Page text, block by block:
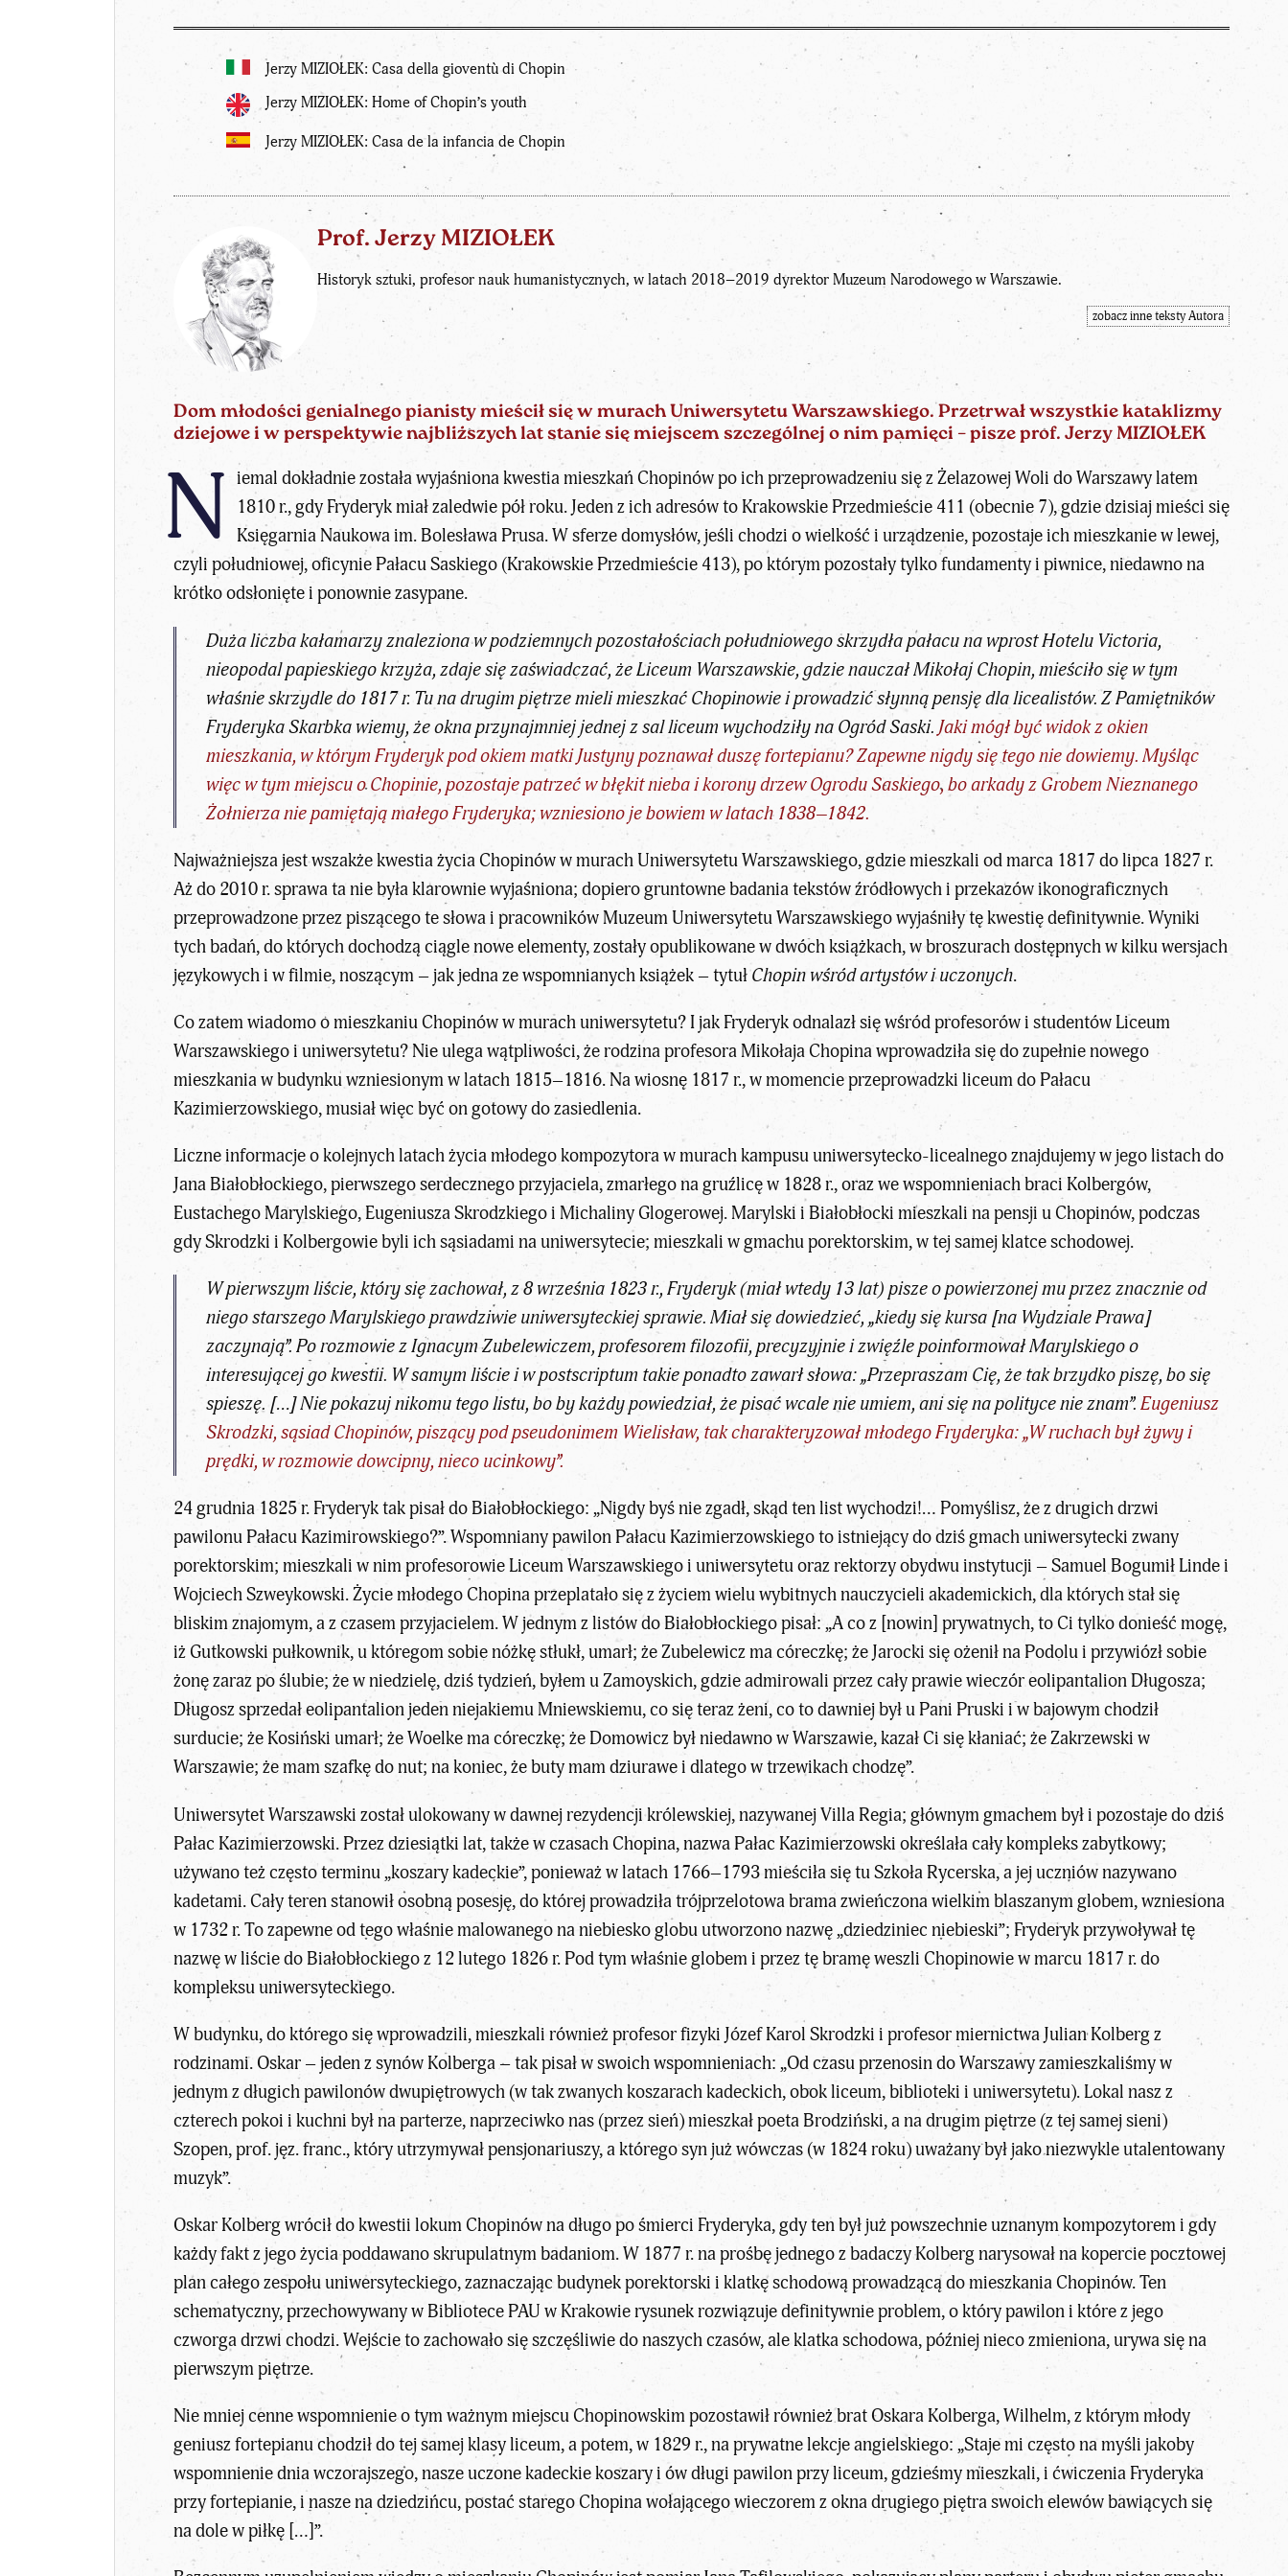
Jerzy MIZIOŁEK: Casa della gioventù di Chopin
Jerzy MIZIOŁEK: Home of Chopin’s youth
Jerzy MIZIOŁEK: Casa de la infancia de Chopin
Prof. Jerzy MIZIOŁEK
Historyk sztuki, profesor nauk humanistycznych, w latach 2018–2019 dyrektor Muzeum Narodowego w Warszawie.
zobacz inne teksty Autora
Dom młodości genialnego pianisty mieścił się w murach Uniwersytetu Warszawskiego. Przetrwał wszystkie kataklizmy
dziejowe i w perspektywie najbliższych lat stanie się miejscem szczególnej o nim pamięci – piszeprof. Jerzy MIZIOŁEK
N iemal dokładnie została wyjaśniona kwestia mieszkań Chopinów po ich przeprowadzeniu się z Żelazowej Woli do Warszawy latem
1810 r., gdy Fryderyk miał zaledwie pół roku. Jeden z ich adresów to Krakowskie Przedmieście 411 (obecnie 7), gdzie dzisiaj mieści się
Księgarnia Naukowa im. Bolesława Prusa. W sferze domysłów, jeśli chodzi o wielkość i urządzenie, pozostaje ich mieszkanie w lewej,
czyli południowej, oficynie Pałacu Saskiego (Krakowskie Przedmieście 413), po którym pozostały tylko fundamenty i piwnice, niedawno na
krótko odsłonięte i ponownie zasypane.
Duża liczba kałamarzy znaleziona w podziemnych pozostałościach południowego skrzydła pałacu na wprost Hotelu Victoria,
nieopodal papieskiego krzyża, zdaje się zaświadczać, że Liceum Warszawskie, gdzie nauczał Mikołaj Chopin, mieściło się w tym
właśnie skrzydle do 1817 r. Tu na drugim piętrze mieli mieszkać Chopinowie i prowadzić słynną pensję dla licealistów. ZPamiętników
Fryderyka Skarbka wiemy, że okna przynajmniej jednej z sal liceum wychodziły na Ogród Saski. Jaki mógł być widok z okien
mieszkania, w którym Fryderyk pod okiem matki Justyny poznawał duszę fortepianu? Zapewne nigdy się tego nie dowiemy. Myśląc
więc w tym miejscu o Chopinie, pozostaje patrzeć w błękit nieba i korony drzew Ogrodu Saskiego, bo arkady z Grobem Nieznanego
Żołnierza nie pamiętają małego Fryderyka; wzniesiono je bowiem w latach 1838–1842.
Najważniejsza jest wszakże kwestia życia Chopinów w murach Uniwersytetu Warszawskiego, gdzie mieszkali od marca 1817 do lipca 1827 r.
Aż do 2010 r. sprawa ta nie była klarownie wyjaśniona; dopiero gruntowne badania tekstów źródłowych i przekazów ikonograficznych
przeprowadzone przez piszącego te słowa i pracowników Muzeum Uniwersytetu Warszawskiego wyjaśniły tę kwestię definitywnie. Wyniki
tych badań, do których dochodzą ciągle nowe elementy, zostały opublikowane w dwóch książkach, w broszurach dostępnych w kilku wersjach
językowych i w filmie, noszącym – jak jedna ze wspomnianych książek – tytułChopin wśród artystów i uczonych.
Co zatem wiadomo o mieszkaniu Chopinów w murach uniwersytetu? I jak Fryderyk odnalazł się wśród profesorów i studentów Liceum
Warszawskiego i uniwersytetu? Nie ulega wątpliwości, że rodzina profesora Mikołaja Chopina wprowadziła się do zupełnie nowego
mieszkania w budynku wzniesionym w latach 1815–1816. Na wiosnę 1817 r., w momencie przeprowadzki liceum do Pałacu
Kazimierzowskiego, musiał więc być on gotowy do zasiedlenia.
Liczne informacje o kolejnych latach życia młodegokompozytoraw murach kampusu uniwersytecko-licealnego znajdujemy w jego listach do
Jana Białobłockiego, pierwszego serdecznego przyjaciela, zmarłego na gruźlicę w 1828 r., oraz we wspomnieniach braci Kolbergów,
Eustachego Marylskiego, Eugeniusza Skrodzkiego i Michaliny Glogerowej. Marylski i Białobłocki mieszkali na pensji u Chopinów, podczas
gdy Skrodzki i Kolbergowie byli ich sąsiadami na uniwersytecie; mieszkali w gmachu porektorskim, w tej samej klatce schodowej.
W pierwszym liście, który się zachował, z 8 września 1823 r., Fryderyk (miał wtedy 13 lat) pisze o powierzonej mu przez znacznie od
niego starszego Marylskiego prawdziwie uniwersyteckiej sprawie. Miał się dowiedzieć, „kiedy się kursa [na Wydziale Prawa]
zaczynają”. Po rozmowie z Ignacym Zubelewiczem, profesorem filozofii, precyzyjnie i zwięźle poinformował Marylskiego o
interesującej go kwestii. W samym liście i w postscriptum takie ponadto zawarł słowa: „Przepraszam Cię, że tak brzydko piszę, bo się
spieszę. […] Nie pokazuj nikomu tego listu, bo by każdy powiedział, że pisać wcale nie umiem, ani się na polityce nie znam”.Eugeniusz
Skrodzki, sąsiad Chopinów, piszący pod pseudonimem Wielisław, tak charakteryzował młodego Fryderyka: „W ruchach był żywy i
prędki, w rozmowie dowcipny, nieco ucinkowy”.
24 grudnia 1825 r. Fryderyk tak pisał do Białobłockiego: „Nigdy byś nie zgadł, skąd ten list wychodzi!… Pomyślisz, że z drugich drzwi
pawilonu Pałacu Kazimirowskiego?”. Wspomniany pawilon Pałacu Kazimierzowskiego to istniejący do dziś gmach uniwersytecki zwany
porektorskim; mieszkali w nim profesorowie Liceum Warszawskiego i uniwersytetu oraz rektorzy obydwu instytucji – Samuel Bogumił Linde i
Wojciech Szweykowski. Życie młodego Chopina przeplatało się z życiem wielu wybitnych nauczycieli akademickich, dla których stał się
bliskim znajomym, a z czasem przyjacielem. W jednym z listów do Białobłockiego pisał: „A co z [nowin] prywatnych, to Ci tylko donieść mogę,
iż Gutkowski pułkownik, u któregom sobie nóżkę stłukł, umarł; że Zubelewicz ma córeczkę; że Jarocki się ożenił na Podolu i przywiózł sobie
żonę zaraz po ślubie; że w niedzielę, dziś tydzień, byłem u Zamoyskich, gdzie admirowali przez cały prawie wieczór eolipantalion Długosza;
Długosz sprzedał eolipantalion jeden niejakiemu Mniewskiemu, co się teraz żeni, co to dawniej był u Pani Pruski i w bajowym chodził
surducie; że Kosiński umarł; że Woelke ma córeczkę; że Domowicz był niedawno w Warszawie, kazał Ci się kłaniać; że Zakrzewski w
Warszawie; że mam szafkę do nut; na koniec, że buty mam dziurawe i dlatego w trzewikach chodzę”.
Uniwersytet Warszawski został ulokowany w dawnej rezydencji królewskiej, nazywanej Villa Regia; głównym gmachem był i pozostaje do dziś
Pałac Kazimierzowski. Przez dziesiątki lat, także w czasach Chopina, nazwa Pałac Kazimierzowski określała cały kompleks zabytkowy;
używano też często terminu „koszary kadeckie”, ponieważ w latach 1766–1793 mieściła się tu Szkoła Rycerska, a jej uczniów nazywano
kadetami. Cały teren stanowił osobną posesję, do której prowadziła trójprzelotowa brama zwieńczona wielkim blaszanym globem, wzniesiona
w 1732 r. To zapewne od tego właśnie malowanego na niebiesko globu utworzono nazwę „dziedziniec niebieski”; Fryderyk przywoływał tę
nazwę w liście do Białobłockiego z 12 lutego 1826 r. Pod tym właśnie globem i przez tę bramę weszli Chopinowie w marcu 1817 r. do
kompleksu uniwersyteckiego.
W budynku, do którego się wprowadzili, mieszkali również profesor fizyki Józef Karol Skrodzki i profesor miernictwa Julian Kolberg z
rodzinami. Oskar – jeden z synów Kolberga – tak pisał w swoich wspomnieniach: „Od czasu przenosin do Warszawy zamieszkaliśmy w
jednym z długich pawilonów dwupiętrowych (w tak zwanych koszarach kadeckich, obok liceum, biblioteki i uniwersytetu). Lokal nasz z
czterech pokoi i kuchni był na parterze, naprzeciwko nas (przez sień) mieszkał poeta Brodziński, a na drugim piętrze (z tej samej sieni)
Szopen, prof. jęz. franc., który utrzymywał pensjonariuszy, a którego syn już wówczas (w 1824 roku) uważany był jako niezwykle utalentowany
muzyk”.
Oskar Kolberg wrócił do kwestii lokum Chopinów na długo po śmierci Fryderyka, gdy ten był już powszechnie uznanym kompozytorem i gdy
każdy fakt z jego życia poddawano skrupulatnym badaniom. W 1877 r. na prośbę jednego z badaczy Kolberg narysował na kopercie pocztowej
plan całego zespołu uniwersyteckiego, zaznaczając budynek porektorski i klatkę schodową prowadzącą do mieszkania Chopinów. Ten
schematyczny, przechowywany w Bibliotece PAU w Krakowie rysunek rozwiązuje definitywnie problem, o który pawilon i które z jego
czworga drzwi chodzi. Wejście to zachowało się szczęśliwie do naszych czasów, ale klatka schodowa, później nieco zmieniona, urywa się na
pierwszym piętrze.
Nie mniej cenne wspomnienie o tym ważnym miejscu Chopinowskim pozostawił również brat Oskara Kolberga, Wilhelm, z którym młody
geniusz fortepianu chodził do tej samej klasy liceum, a potem, w 1829 r., na prywatne lekcje angielskiego: „Staje mi często na myśli jakoby
wspomnienie dnia wczorajszego, nasze uczone kadeckie koszary i ów długi pawilon przy liceum, gdzieśmy mieszkali, i ćwiczenia Fryderyka
przy fortepianie, i nasze na dziedzińcu, postać starego Chopina wołającego wieczorem z okna drugiego piętra swoich elewów bawiących się
na dole w piłkę […]”.